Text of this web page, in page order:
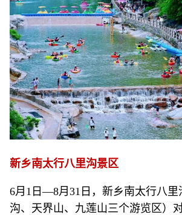
新乡南太行八里沟景区
6月1日—8月31日，新乡南太行八里
沟、天界山、九莲山三个游览区）